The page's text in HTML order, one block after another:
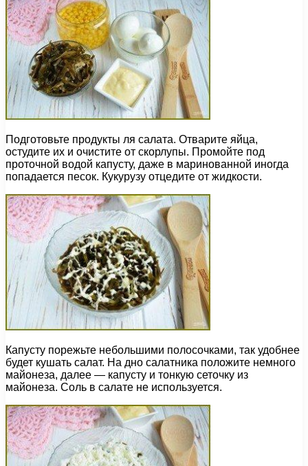
Подготовьте продукты ля салата. Отварите яйца,
остудите их и очистите от скорлупы. Промойте под
проточной водой капусту, даже в маринованной иногда
попадается песок. Кукурузу отцедите от жидкости.
Капусту порежьте небольшими полосочками, так удобнее
будет кушать салат. На дно салатника положите немного
майонеза, далее — капусту и тонкую сеточку из
майонеза. Соль в салате не используется.